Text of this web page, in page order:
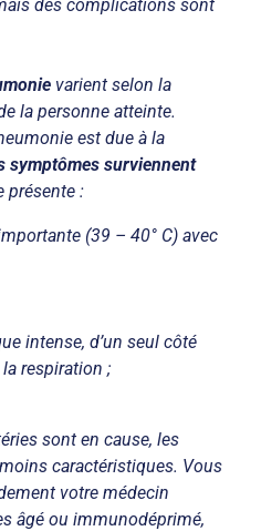
des complications sont
varient selon la
la personne atteinte.
est due à la
symptômes surviennent
présente :
(39 – 40° C) avec
intense, d’un seul côté
respiration ;
sont en cause, les
caractéristiques. Vous
votre médecin
âgé ou immunodéprimé,